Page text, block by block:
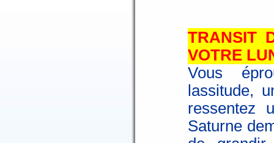
TRANSIT
VOTRE
Vous
lassitude,
ressentez
Saturne